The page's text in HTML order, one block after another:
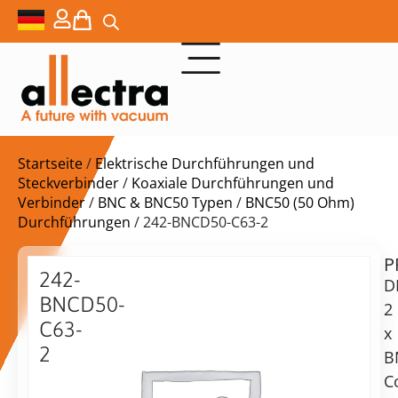
Startseite/ Elektrische Durchführungen und
Steckverbinder/ Koaxiale Durchführungen und
Verbinder/ BNC & BNC50 Typen / BNC50 (50 Ohm)
Durchführungen / 242-BNCD50-C63-2
242-
BNCD50-
C63-
2
$
2
x